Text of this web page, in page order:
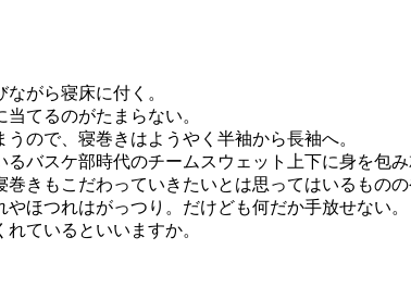
がら寝床に付く。
てるのがたまらない。
ので、寝巻きはようやく半袖から長袖へ。
バスケ部時代のチームスウェット上下に身を包
きもこだわっていきたいとは思ってはいるものの
ほつれはがっつり。だけども何だか手放せない。
ているといいますか。